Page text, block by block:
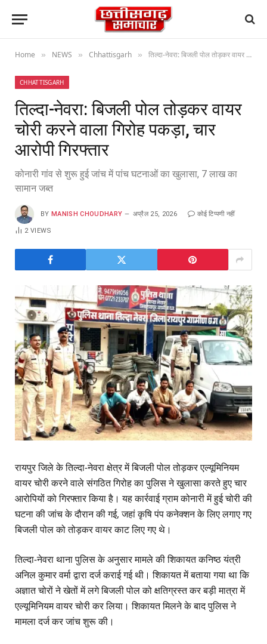
Home » NEWS » Chhattisgarh » तिल्दा-नेवरा: बिजली पोल तोड़कर वायर चोरी करने वाला गिरोह पकड़ा, चार आरोपी गिरफ्तार
CHHATTISGARH
तिल्दा-नेवरा: बिजली पोल तोड़कर वायर
चोरी करने वाला गिरोह पकड़ा, चार
आरोपी गिरफ्तार
कोनारी गांव से शुरू हुई जांच में पांच घटनाओं का खुलासा, 7 लाख का
सामान जब्त
BY MANISH CHOUDHARY अप्रैल 25, 2026 कोई टिप्पणी नहीं
2VIEWS
रायपुर जिले के तिल्दा-नेवरा क्षेत्र में बिजली पोल तोड़कर एल्यूमिनियम
वायर चोरी करने वाले संगठित गिरोह का पुलिस ने खुलासा करते हुए चार
आरोपियों को गिरफ्तार किया है। यह कार्रवाई ग्राम कोनारी में हुई चोरी की
घटना की जांच के दौरान की गई, जहां कृषि पंप कनेक्शन के लिए लगाए गए
बिजली पोल को तोड़कर वायर काट लिए गए थे।
तिल्दा-नेवरा थाना पुलिस के अनुसार मामले की शिकायत कनिष्ठ यंत्री
अनिल कुमार वर्मा द्वारा दर्ज कराई गई थी। शिकायत में बताया गया था कि
अज्ञात चोरों ने खेतों में लगे बिजली पोल को क्षतिग्रस्त कर बड़ी मात्रा में
एल्यूमिनियम वायर चोरी कर लिया। शिकायत मिलने के बाद पुलिस ने
मामला दर्ज कर जांच शुरू की।